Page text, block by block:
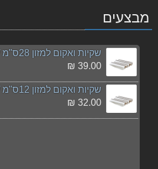
מבצעים
39.00 ₪
32.00 ₪